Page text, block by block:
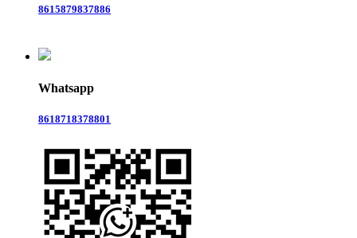
8615879837886
Whatsapp
8618718378801